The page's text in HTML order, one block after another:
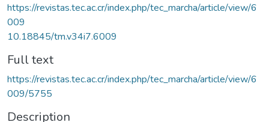
https://revistas.tec.ac.cr/index.php/tec_marcha/article/view/6
009
10.18845/tm.v34i7.6009
Full text
https://revistas.tec.ac.cr/index.php/tec_marcha/article/view/6
009/5755
Description